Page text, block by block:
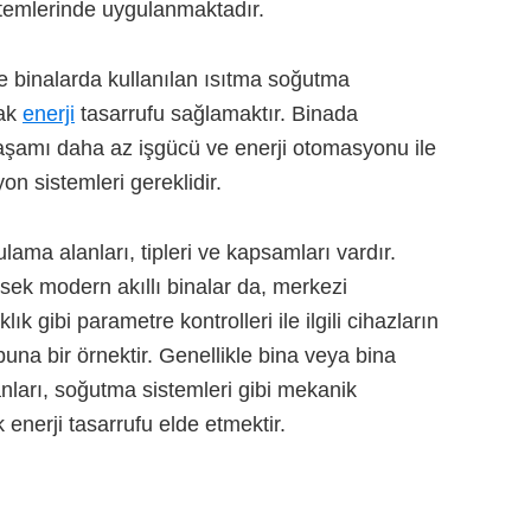
uygulanmaktadır.
kullanılan ısıtma soğutma
enerji tasarrufu sağlamaktır. Binada
daha az işgücü ve enerji otomasyonu ile
sistemleri gereklidir.
alanları, tipleri ve kapsamları vardır.
modern akıllı binalar da, merkezi
gibi parametre kontrolleri ile ilgili cihazların
bir örnektir. Genellikle bina veya bina
soğutma sistemleri gibi mekanik
enerji tasarrufu elde etmektir.